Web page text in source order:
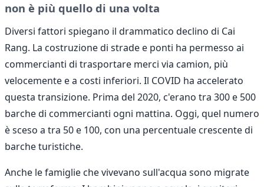
non è più quello di una volta
Diversi fattori spiegano il drammatico declino di Cai
Rang. La costruzione di strade e ponti ha permesso ai
commercianti di trasportare merci via camion, più
velocemente e a costi inferiori. Il COVID ha accelerato
questa transizione. Prima del 2020, c'erano tra 300 e 500
barche di commercianti ogni mattina. Oggi, quel numero
è sceso a tra 50 e 100, con una percentuale crescente di
barche turistiche.
Anche le famiglie che vivevano sull'acqua sono migrate